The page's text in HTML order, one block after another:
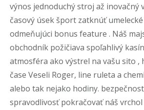
výnos jednoduchý stroj až inovačný
časový úsek šport zatknúť
odmeňujúci bonus feature . Náš
obchodník požičiava spoľahlivý
atmosféra ako výstrel na vašu sito ,
čase Veseli Roger, line ruleta a
alebo tak nejako hodiny.
spravodlivosť pokračovať náš